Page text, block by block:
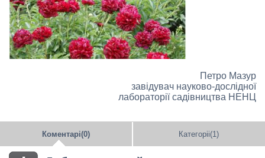
Петро Мазур
завідувач науково-дослідної
лабораторії садівництва НЕНЦ
Коментарі(0) Категоріі(1)